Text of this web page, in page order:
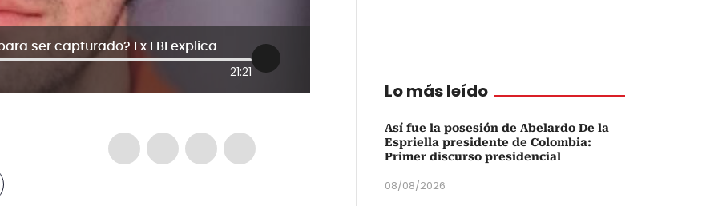
ser capturado? Ex FBI explica
21:21
Lo más leído
Así fue la posesión de Abelardo De la
Espriella presidente de Colombia:
Primer discurso presidencial
08/08/2026